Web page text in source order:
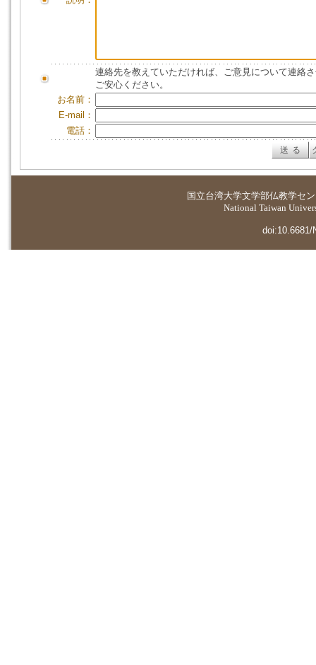
連絡先を教えていただければ、ご意見について連絡
ご安心ください。
お名前：
E-mail：
電話：
国立台湾大学文学部仏教学セ
National Taiwan
doi:10.6681/